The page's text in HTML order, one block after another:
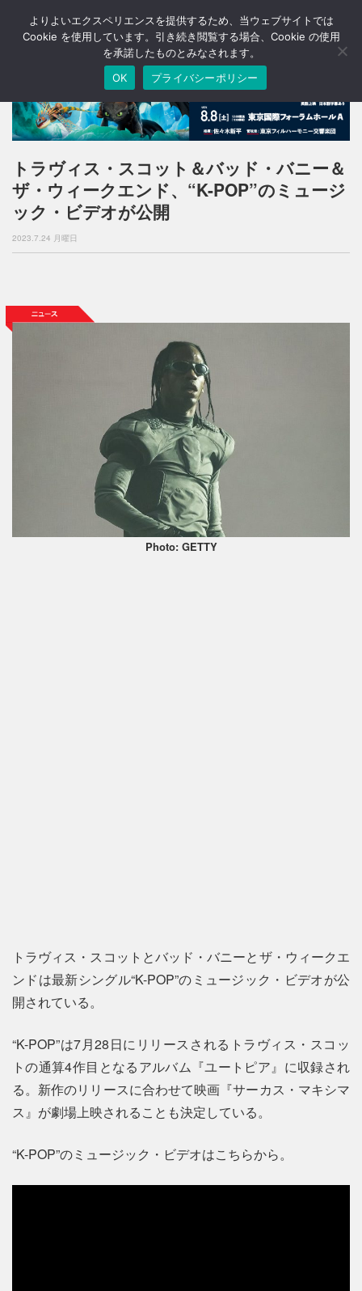
T
o
n
a
v
g
a
n
トラヴィス・スコット＆バッド・バニー＆
ザ・ウィークエンド、“K-POP”のミュージ
ック・ビデオが公開
2023.7.24 月曜日
Photo: GETTY
トラヴィス・スコットとバッド・バニーとザ・ウィークエ
ンドは最新シングル“K-POP”のミュージック・ビデオが公
開されている。
“K-POP”は7月28日にリリースされるトラヴィス・スコッ
トの通算4作目となるアルバム『ユートピア』に収録され
る。新作のリリースに合わせて映画『サーカス・マキシマ
ス』が劇場上映されることも決定している。
“K-POP”のミュージック・ビデオはこちらから。
よりよいエクスペリエンスを提供するため、当ウェブサイトでは
Cookie を使用しています。引き続き閲覧する場合、Cookie の使用
を承諾したものとみなされます。
OK
プライバシーポリシー